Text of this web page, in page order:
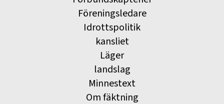
Föreningsledare
Idrottspolitik
kansliet
Läger
landslag
Minnestext
Om fäktning